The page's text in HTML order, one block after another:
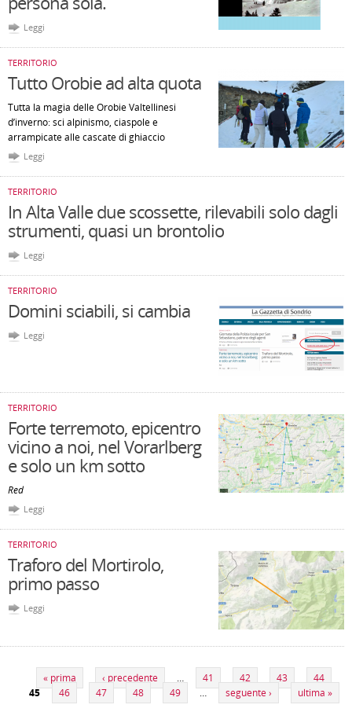
Leggi
TERRITORIO
Tutto Orobie ad alta quota
Tutta la magia delle Orobie Valtellinesi
d’inverno: sci alpinismo, ciaspole e
arrampicate alle cascate di ghiaccio
Leggi
TERRITORIO
In Alta Valle due scossette, rilevabili solo dagli
strumenti, quasi un brontolio
Leggi
TERRITORIO
Domini sciabili, si cambia
Leggi
TERRITORIO
Forte terremoto, epicentro
vicino a noi, nel Vorarlberg
e solo un km sotto
Red
Leggi
TERRITORIO
Traforo del Mortirolo,
primo passo
Leggi
« prima ‹ precedente … 41 42 43
44
45
46 47 48 49 … seguente › ultima »